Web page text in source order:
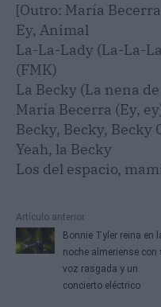
[Outro: María
Ey, Animal
La-La-Lady (La-La-
(FMK)
La Becky (La nena
María Becerra (Ey,
Becky, Becky, Becky
Yeah, la Becky
Los del espacio,
Artículo anterior
Bonnie Tyler reina en
noche almeriense con
voz rasgada y un
concierto eléctrico